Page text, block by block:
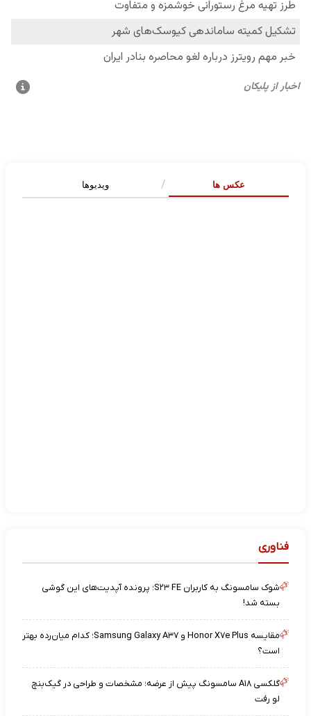
عکس ها ویدیوها
فناوری
شوک سامسونگ به کاربران S۲۳ FE؛ پرونده آپدیت‌های این گوشی
بسته شد!
مقایسه Honor X۷e Plus و Samsung Galaxy A۳۷؛ کدام میان‌رده بهتر
است؟
گلکسی A۱۸ سامسونگ پیش از عرضه؛ مشخصات و طراحی در گیک‌بنچ
لو رفت